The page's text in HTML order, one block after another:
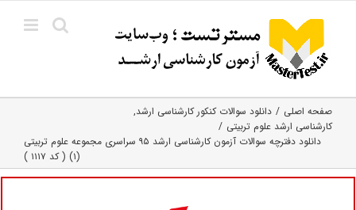
content
صفحه اصلی
دانلود سوالات کنکور کارشناسی ارشد
کارشناسی ارشد علوم تربیتی
دانلود دفترچه سوالات آزمون کارشناسی ارشد ۹۵ سراسری مجموعه علوم تربیتی
(۱) ( کد ۱۱۱۷ )